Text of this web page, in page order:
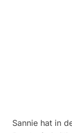
Sannie hat in